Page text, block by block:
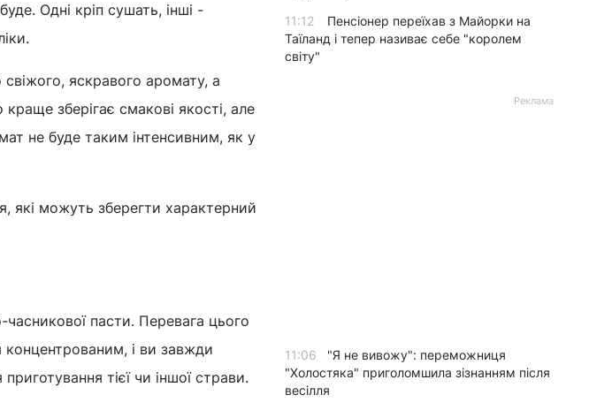
Одні кріп сушать, інші -
яскравого аромату, а
зберігає смакові якості, але
не буде таким інтенсивним, як у
які можуть зберегти характерний
часникової пасти. Перевага цього
і ви завжди
тієї чи іншої страви.
11:12
Пенсіонер переїхав з Майорки на
Таїланд і тепер називає себе "королем
світу"
Реклама
11:06
"Я не вивожу": переможниця
"Холостяка" приголомшила зізнанням після
весілля